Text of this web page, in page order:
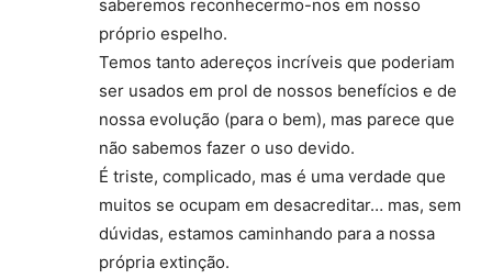
saberemos reconhecermo-nos em nosso
próprio espelho.
Temos tanto adereços incríveis que poderiam
ser usados em prol de nossos benefícios e de
nossa evolução (para o bem), mas parece que
não sabemos fazer o uso devido.
É triste, complicado, mas é uma verdade que
muitos se ocupam em desacreditar… mas, sem
dúvidas, estamos caminhando para a nossa
própria extinção.